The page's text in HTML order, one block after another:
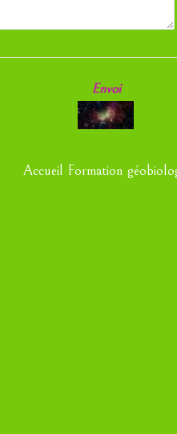
Envoi
Accueil Formation